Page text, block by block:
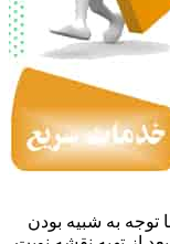
توجه به شبیه بودن